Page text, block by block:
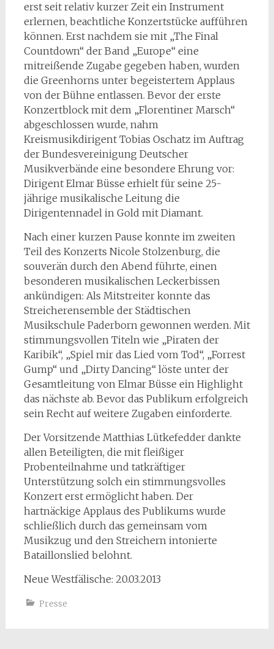
erst seit relativ kurzer Zeit ein Instrument
erlernen, beachtliche Konzertstücke aufführen
können. Erst nachdem sie mit „The Final
Countdown“ der Band „Europe“ eine
mitreißende Zugabe gegeben haben, wurden
die Greenhorns unter begeistertem Applaus
von der Bühne entlassen. Bevor der erste
Konzertblock mit dem „Florentiner Marsch“
abgeschlossen wurde, nahm
Kreismusikdirigent Tobias Oschatz im Auftrag
der Bundesvereinigung Deutscher
Musikverbände eine besondere Ehrung vor:
Dirigent Elmar Büsse erhielt für seine 25-
jährige musikalische Leitung die
Dirigentennadel in Gold mit Diamant.
Nach einer kurzen Pause konnte im zweiten
Teil des Konzerts Nicole Stolzenburg, die
souverän durch den Abend führte, einen
besonderen musikalischen Leckerbissen
ankündigen: Als Mitstreiter konnte das
Streicherensemble der Städtischen
Musikschule Paderborn gewonnen werden. Mit
stimmungsvollen Titeln wie „Piraten der
Karibik“, „Spiel mir das Lied vom Tod“, „Forrest
Gump“ und „Dirty Dancing“ löste unter der
Gesamtleitung von Elmar Büsse ein Highlight
das nächste ab. Bevor das Publikum erfolgreich
sein Recht auf weitere Zugaben einforderte.
Der Vorsitzende Matthias Lütkefedder dankte
allen Beteiligten, die mit fleißiger
Probenteilnahme und tatkräftiger
Unterstützung solch ein stimmungsvolles
Konzert erst ermöglicht haben. Der
hartnäckige Applaus des Publikums wurde
schließlich durch das gemeinsam vom
Musikzug und den Streichern intonierte
Bataillonslied belohnt.
Neue Westfälische: 20.03.2013
Presse